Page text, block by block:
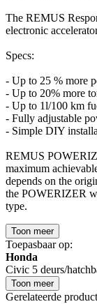
The REMUS
electronic
Specs:
- Up to 25 % more
- Up to 20% more
- Up to 1l/100 km
- Fully adjustable
- Simple DIY
REMUS
maximum
depends on the
the POWERIZER
type.
Toon meer
Toepasbaar op:
Honda
Civic 5 deurs/
Toon meer
Gerelateerde